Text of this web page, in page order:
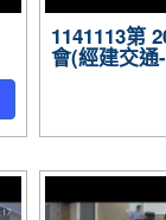
1141113第
會(經建交通